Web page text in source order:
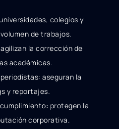
colegios y
de trabajos.
la corrección de
académicas.
aseguran la
y reportajes.
protegen la
corporativa.